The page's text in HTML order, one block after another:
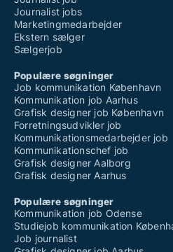
Journalist jobs
Marketingmedarbejder
Ekstern sælger
Sælgerjob
Populære søgninger
Job kommunikation København
Kommunikation job Aarhus
Grafisk designer job København
Forretningsudvikler job
Kommunikationsmedarbejder job
Kommunikationschef job
Grafisk designer Aalborg
Grafisk designer Aarhus
Populære søgninger
Kommunikation job Odense
Studiejob kommunikation
Job journalist